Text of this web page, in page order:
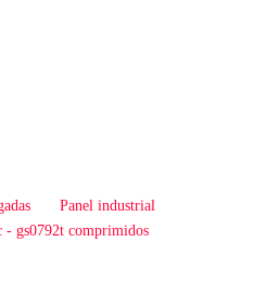
Panel industrial
- gs0792t comprimidos